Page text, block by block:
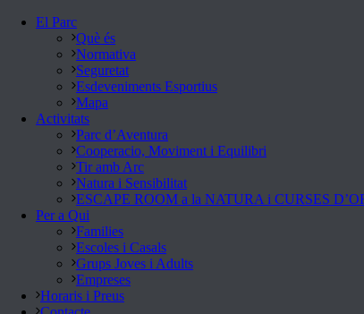
El Parc
Què és
Normativa
Seguretat
Esdeveniments Esportius
Mapa
Activitats
Parc d’Aventura
Cooperacio, Moviment i Equilibri
Tir amb Arc
Natura i Sensibilitat
ESCAPE ROOM a la NATURA i CURSES
Per a Qui
Families
Escoles i Casals
Grups Joves i Adults
Empreses
Horaris i Preus